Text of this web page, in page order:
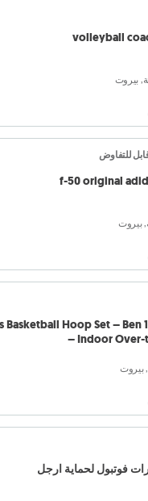
volleyball
بيروت
للتفاوض
f-50 original
بيروت
Basketball Hoop Set – Ben
– Indoor
بيروت